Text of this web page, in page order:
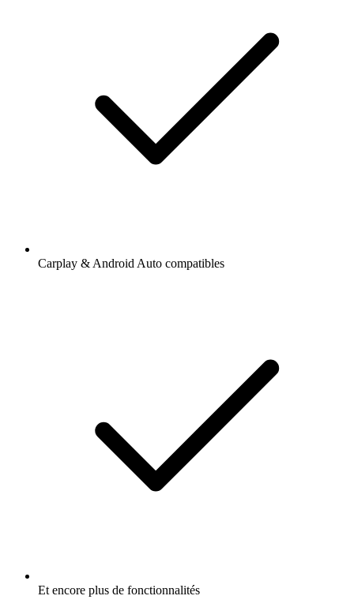
Carplay & Android Auto compatibles
Et encore plus de fonctionnalités